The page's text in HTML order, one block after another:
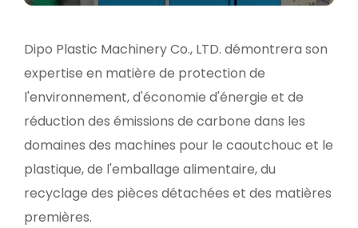
Dipo Plastic Machinery Co., LTD. démontrera son
expertise en matière de protection de
l'environnement, d'économie d'énergie et de
réduction des émissions de carbone dans les
domaines des machines pour le caoutchouc et le
plastique, de l'emballage alimentaire, du
recyclage des pièces détachées et des matières
premières.